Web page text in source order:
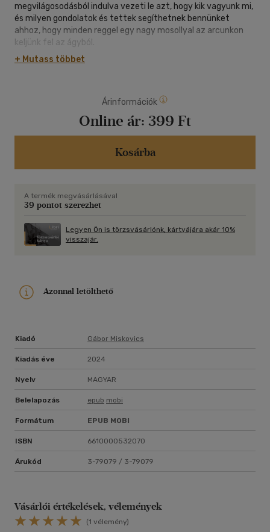
megvilágosodásból indulva vezeti le azt, hogy kik vagyunk mi,
és milyen gondolatok és tettek segíthetnek bennünket
ahhoz, hogy minden reggel egy nagy mosollyal az arcunkon
keljünk fel az ágyból.
+ Mutass többet
Árinformációk
Online ár: 399 Ft
Kosárba
A termék megvásárlásával
39 pontot szerezhet
Legyen Ön is törzsvásárlónk, kártyájára akár 10%
visszajár.
Azonnal letölthető
Kiadó Gábor Miskovics
Kiadás éve 2024
Nyelv MAGYAR
Belelapozás epub mobi
Formátum EPUB MOBI
ISBN 6610000532070
Árukód 3-79079 / 3-79079
Vásárlói értékelések, vélemények
(1 vélemény)